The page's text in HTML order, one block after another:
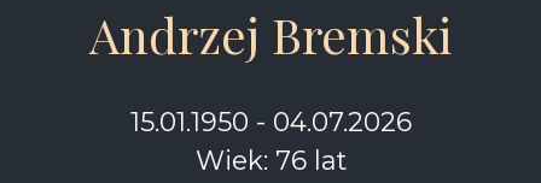
Andrzej Bremski
15.01.1950 - 04.07.2026
Wiek: 76 lat